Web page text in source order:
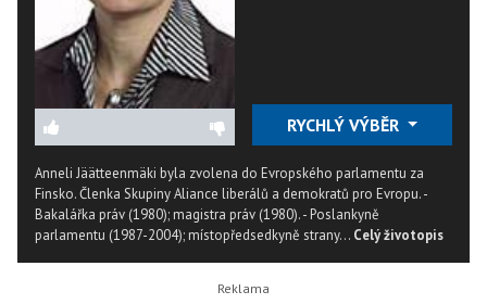
RYCHLÝ VÝBĚR
Anneli Jäätteenmäki byla zvolena do Evropského parlamentu za
Finsko. Členka Skupiny Aliance liberálů a demokratů pro Evropu. -
Bakalářka práv (1980); magistra práv (1980). - Poslankyně
parlamentu (1987-2004); místopředsedkyně strany... Celý životopis